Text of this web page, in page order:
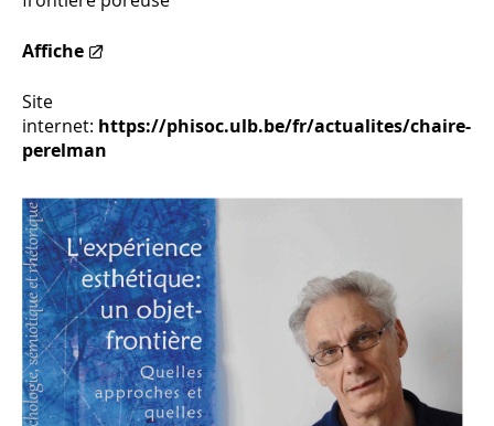
Affiche
Site
internet: https://phisoc.ulb.be/fr/actualites/chaire-
perelman